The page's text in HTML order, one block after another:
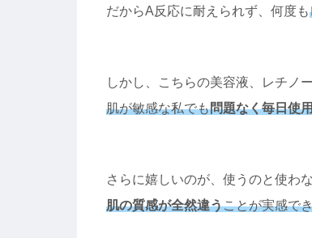
だからA反応に耐えられず、何度も
しかし、こちらの美容液、レチノ
肌が敏感な私でも問題なく毎日使
さらに嬉しいのが、使うのと使わ
肌の質感が全然違うことが実感で